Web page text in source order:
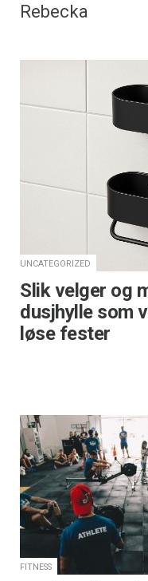
Rebecka
UNCATEGORIZED
Slik velger og
dusjhylle som
løse fester
FITNESS